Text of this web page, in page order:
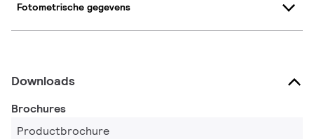
Fotometrische gegevens
Downloads
Brochures
Productbrochure